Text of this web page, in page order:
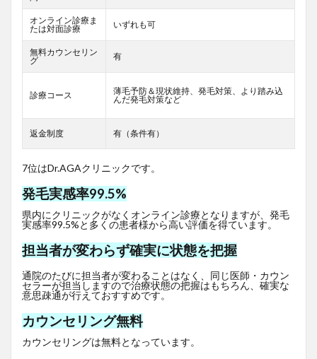
オンライン診療ま
たは対面診療
いずれも可
無料カウンセリン
グ
有
診療コース
薄毛予防＆現状維持、発毛対策、より踏み込
んだ発毛対策など
返金制度 有（条件有）
7位はDr.AGAクリニックです。
発毛実感率99.5%
県内にクリニックがなくオンライン診療となりますが、発毛
実感率99.5%と多くの患者様から高い評価を得ています。
担当者が変わらず確実に状態を把握
通院のたびに担当者が変わることはなく、同じ医師・カウン
セラーが担当しますので治療状態の把握はもちろん、確実な
意思疎通が行えておすすめです。
カウンセリング無料
カウンセリングは無料となっています。